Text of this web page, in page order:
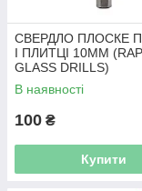
СВЕРДЛО ПЛОСКЕ
І ПЛИТЦІ 10ММ
GLASS DRILLS)
В наявності
100 ₴
Купити